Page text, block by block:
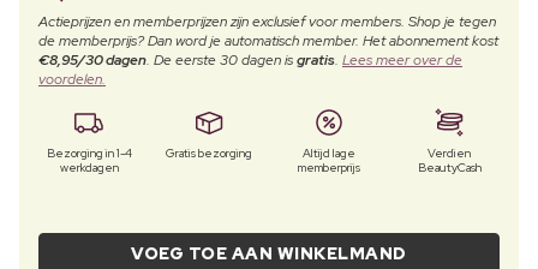
Actieprijzen en memberprijzen zijn exclusief voor members. Shop je tegen
de memberprijs? Dan word je automatisch member. Het abonnement kost
€8,95/30 dagen. De eerste 30 dagen isgratis. Lees meer over de
voordelen.
Bezorging in 1-4
werkdagen
Gratis bezorging
Altijd lage
memberprijs
Verdien
BeautyCash
VOEG TOE AAN WINKELMAND